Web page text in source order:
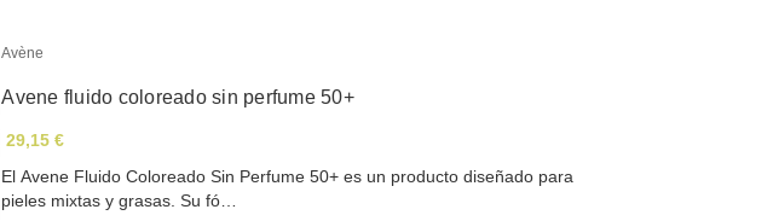
Avène
Avene fluido coloreado sin perfume 50+
29,15 €
El Avene Fluido Coloreado Sin Perfume 50+ es un producto diseñado para
pieles mixtas y grasas. Su fó…